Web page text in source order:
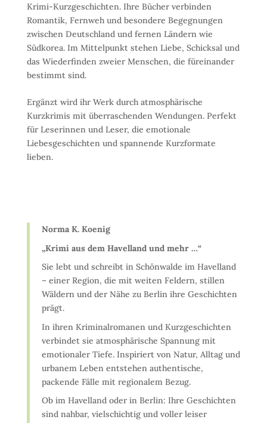
Krimi-Kurzgeschichten. Ihre Bücher verbinden
Romantik, Fernweh und besondere Begegnungen
zwischen Deutschland und fernen Ländern wie
Südkorea. Im Mittelpunkt stehen Liebe, Schicksal und
das Wiederfinden zweier Menschen, die füreinander
bestimmt sind.
Ergänzt wird ihr Werk durch atmosphärische
Kurzkrimis mit überraschenden Wendungen. Perfekt
für Leserinnen und Leser, die emotionale
Liebesgeschichten und spannende Kurzformate
lieben.
Norma K. Koenig
„Krimi aus dem Havelland und mehr …“
Sie lebt und schreibt in Schönwalde im Havelland
– einer Region, die mit weiten Feldern, stillen
Wäldern und der Nähe zu Berlin ihre Geschichten
prägt.
In ihren Kriminalromanen und Kurzgeschichten
verbindet sie atmosphärische Spannung mit
emotionaler Tiefe. Inspiriert von Natur, Alltag und
urbanem Leben entstehen authentische,
packende Fälle mit regionalem Bezug.
Ob im Havelland oder in Berlin: Ihre Geschichten
sind nahbar, vielschichtig und voller leiser